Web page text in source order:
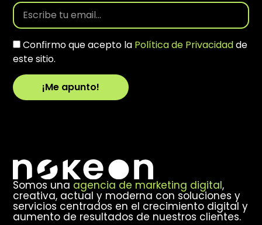
Confirmo que acepto la Política de Privacidadde
este sitio.
¡Me apunto!
Somos una agencia de marketing digital,
creativa, actual y moderna con soluciones y
servicios centrados en el crecimiento digital y
aumento de resultados de nuestros clientes.